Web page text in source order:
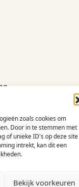
zoals cookies om
Door in te stemmen met
of unieke ID's op deze site
intrekt, kan dit een
Bekijk voorkeuren